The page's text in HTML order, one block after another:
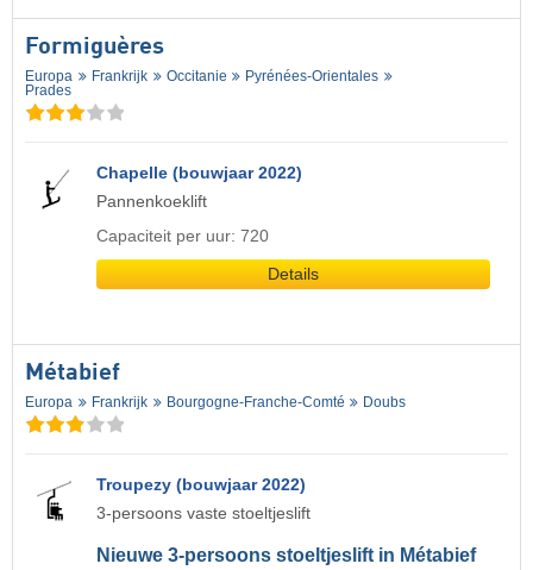
Formiguères
Europa Frankrijk Occitanie
Pyrénées-Orientales
Prades
Chapelle (bouwjaar 2022)
Pannenkoeklift
Capaciteit per uur: 720
Details
Métabief
Europa Frankrijk Bourgogne-Franche-Comté Doubs
Troupezy (bouwjaar 2022)
3-persoons vaste stoeltjeslift
Nieuwe 3-persoons stoeltjeslift in Métabief